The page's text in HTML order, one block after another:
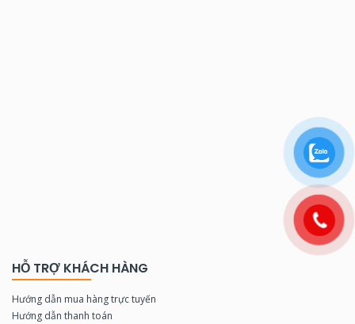
HỖ TRỢ KHÁCH HÀNG
Hướng dẫn mua hàng trực tuyến
Hướng dẫn thanh toán